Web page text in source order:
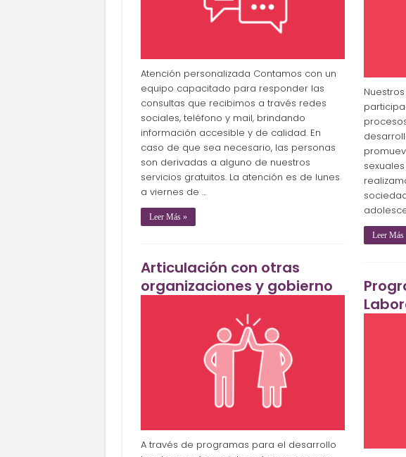
Atención personalizada Contamos con un
equipo capacitado para responder las
consultas que recibimos a través redes
sociales, teléfono y mail, brindando
información accesible y de calidad. En
caso de que sea necesario, las personas
son derivadas a alguno de nuestros
servicios gratuitos. La atención es de lunes
a viernes de …
Leer Más »
Leer Más
Articulación con otras
organizaciones y gobierno
A través de programas para el desarrollo